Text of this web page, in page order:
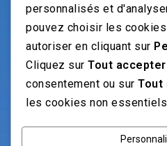
NOS GUIDES
Recrutement moto: Le guide
Recrutement mécanicien moto
personnalisés et
pouvez choisir les
autoriser en cliquant sur
Cliquez sur Tout accepter
consentement ou sur Tout
les cookies non